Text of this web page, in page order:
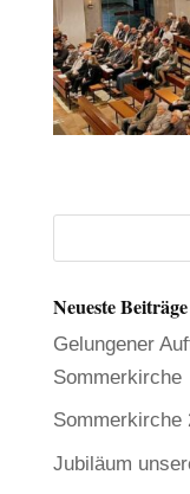
Neueste Beiträge
Gelungener
Sommerkirche
Sommerkirche
Jubiläum